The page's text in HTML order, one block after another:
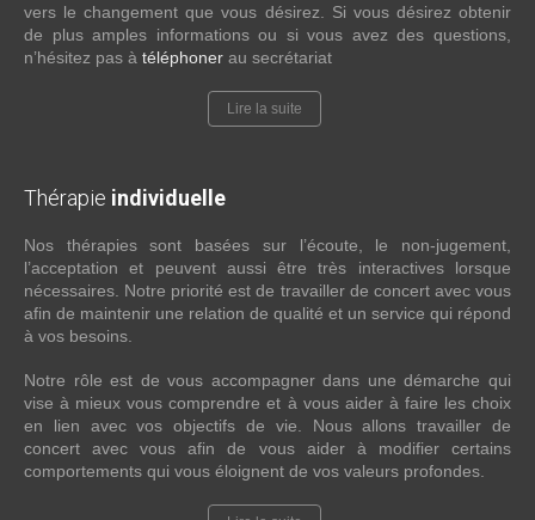
vers le changement que vous désirez. Si vous désirez obtenir
de plus amples informations ou si vous avez des questions,
n’hésitez pas à téléphoner au secrétariat
Lire la suite
Thérapie individuelle
Nos thérapies sont basées sur l’écoute, le non-jugement,
l’acceptation et peuvent aussi être très interactives lorsque
nécessaires. Notre priorité est de travailler de concert avec vous
afin de maintenir une relation de qualité et un service qui répond
à vos besoins.
Notre rôle est de vous accompagner dans une démarche qui
vise à mieux vous comprendre et à vous aider à faire les choix
en lien avec vos objectifs de vie. Nous allons travailler de
concert avec vous afin de vous aider à modifier certains
comportements qui vous éloignent de vos valeurs profondes.